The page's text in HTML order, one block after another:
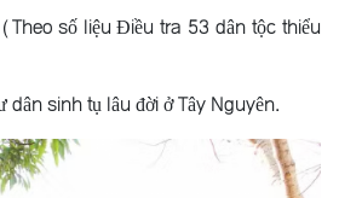
số liệu Điều tra 53 dân tộc thiểu
dân sinh tụ lâu đời ở Tây Nguyên.